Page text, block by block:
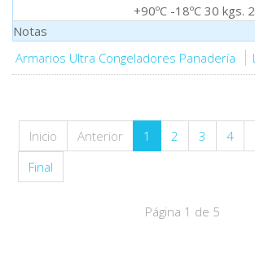
+90ºC -18ºC 30 kgs.
Notas
Armarios Ultra Congeladores Panadería
Inicio Anterior 1 2 3 4
Final
Página 1 de 5